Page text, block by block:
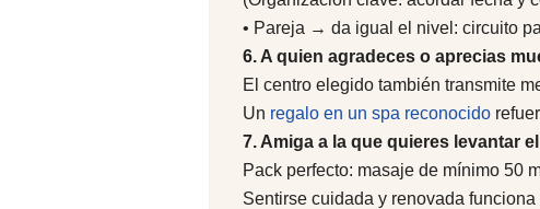
• Pareja → da igual el nivel: circuito
6. A quien agradeces o aprecias
El centro elegido también transmite
Un regalo en un spa reconocido
7. Amiga a la que quieres levantar
Pack perfecto: masaje de mínimo 50
Sentirse cuidada y renovada funciona